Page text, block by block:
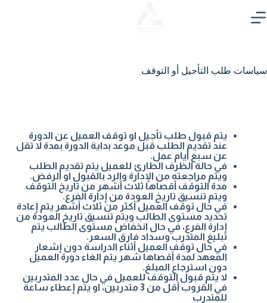
سياسات طلب التأجيل أو التوقف
يتم قبول طلب تأجيل او توقف العميل عن الدورة
عند تقديم الطلب قبل موعد بداية الدورة بمدة لا تقل
عن سبع أيام عمل.
في حالة الظرف الطارئ للعميل يتم تقديم الطلب
ويتم مراجعته من الإدارة والرد بالقبول او الرفض.
مدة التوقف أقصاها ثلاث أشهر من تاريخ التوقف
ويتم تنسيق تاريخ العودة من إدارة الفرع.
في حال توقف العميل أكثر من ثلاث أشهر يتم إعادة
تحديد مستوى الطالب ويتم تنسيق تاريخ العودة من
إدارة الفرع، في حال انخفاض مستوى الطالب يتم
تبليغ المتدرب وسداد فارق السعر.
في حال توقف العميل أثناء الدراسة دون إشعار
المعهد لمدة أقصاها شهر يتم الغاء دورة العميل
دون استرجاع المبلغ.
لا يتم قبول التوقف للعميل في حال عدد المتدربين
في القروب أقل من 3 متدربين، او يتم إعطاء ساعة
للمتدرب